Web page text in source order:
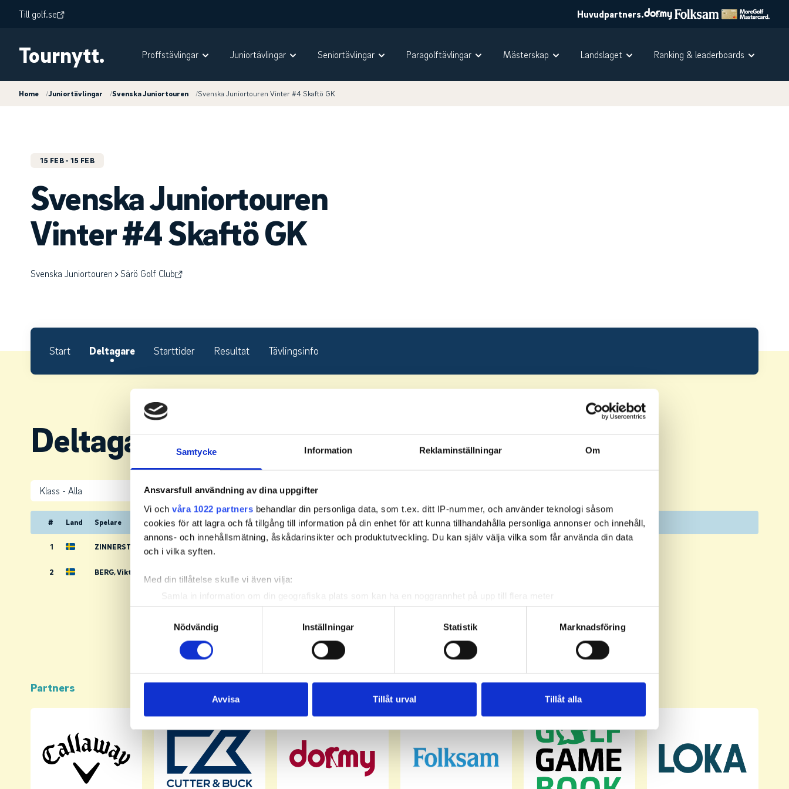
Samtycke Information Reklaminställningar Om
Ansvarsfull användning av dina uppgifter
Vi och våra 1022 partners behandlar din personliga data, som t.ex. ditt IP-nummer, och använder teknologi såsom
cookies för att lagra och få tillgång till information på din enhet för att kunna tillhandahålla personliga annonser och innehåll,
annons- och innehållsmätning, åskådarinsikter och produktutveckling. Du kan själv välja vilka som får använda din data
och i vilka syften.
Med din tillåtelse skulle vi även vilja:
Samla in information om din geografiska plats som kan ha en noggrannhet på upp till flera meter
Identifiera din enhet genom att aktivt skanna den för specifika kännetecken (fingeravtryck)
Ta reda på mer om hur dina personliga uppgifter behandlas och ställ in dina preferenser i
detaljsektionen. Du kan ändra
eller dra tillbaka ditt samtycke när som helst från cookie-förklaringen.
sociala medier och analysera vår trafik. Vi vidarebefordrar även sådana identifierare och annan information från din enhet
till de sociala medier och annons- och analysföretag som vi samarbetar med. Dessa kan i sin tur kombinera informationen
Nödvändig
Inställningar Statistik Marknadsföring
Avvisa Tillåt urval Tillåt alla
Till golf.se Huvudpartners.
Tournytt. Proffstävlingar Juniortävlingar Seniortävlingar Paragolftävlingar Mästerskap Landslaget Ranking & leaderboards
Home /Juniortävlingar /Svenska Juniortouren /Svenska Juniortouren Vinter #4 Skaftö GK
15 FEB- 15 FEB
Svenska Juniortouren
Vinter #4 Skaftö GK
Svenska Juniortouren Särö Golf Club
Start Deltagare Starttider Resultat Tävlingsinfo
Deltagare.
Klass Status
# Land Spelare Klubb HCP RL Status
1 ZINNERSTRÖM, Daniela
2 BERG, Viktor
Partners